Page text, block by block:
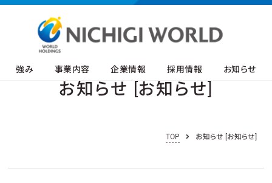
強み 事業内容 企業情報 採用情報 お知らせ
お知らせ [お知らせ]
TOP お知らせ [お知らせ]